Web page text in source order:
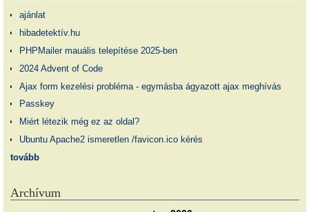
ajánlat
hibadetektív.hu
PHPMailer mauális telepítése 2025-ben
2024 Advent of Code
Ajax form kezelési probléma - egymásba ágyazott ajax meghívás
Passkey
Miért létezik még ez az oldal?
Ubuntu Apache2 ismeretlen /favicon.ico kérés
tovább
Archívum